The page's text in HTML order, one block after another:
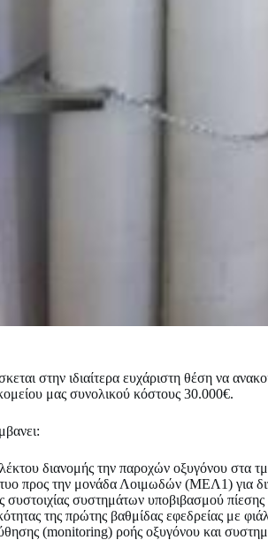
στην ιδιαίτερα ευχάριστη θέση να
μας συνολικού κόστους 30.000€.
διανομής την παροχών οξυγόνου στα
προς την μονάδα Λοιμωδών (ΜΕΛ1) για
συστοιχίας συστημάτων υποβιβασμού
της πρώτης βαθμίδας εφεδρείας με
(monitoring) ροής οξυγόνου και